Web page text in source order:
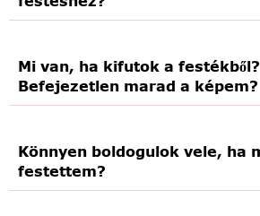
Mi van, ha kifutok a festékből?
Befejezetlen marad a képem?
Könnyen boldogulok vele, ha
festettem?